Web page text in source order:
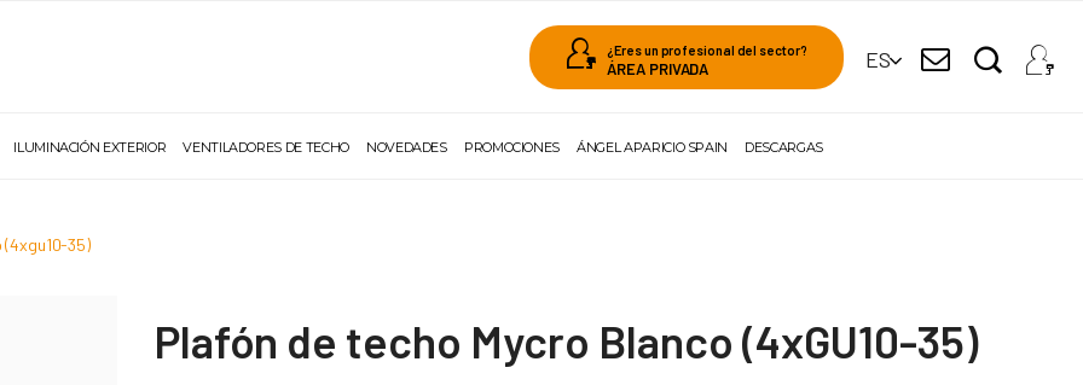
¿Eres un profesional del sector?
ÁREA PRIVADA ES
ILUMINACIÓN EXTERIOR VENTILADORES DE TECHO NOVEDADES PROMOCIONES ÁNGEL APARICIO SPAIN DESCARGAS
35)
Plafón de techo Mycro Blanco (4xGU10-35)